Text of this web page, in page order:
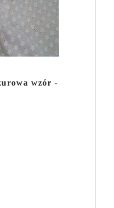
wzór -